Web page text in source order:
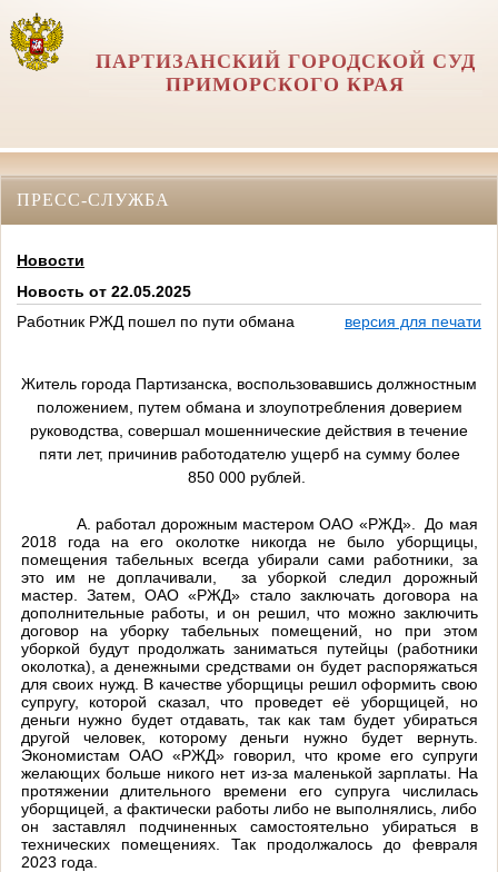
ПАРТИЗАНСКИЙ ГОРОДСКОЙ СУД
ПРИМОРСКОГО КРАЯ
ПРЕСС-СЛУЖБА
Новости
Новость от 22.05.2025
Работник РЖД пошел по пути обмана
версия для печати
Житель города Партизанска, воспользовавшись должностным
положением, путем обмана и злоупотребления доверием
руководства, совершал мошеннические действия в течение
пяти лет, причинив работодателю ущерб на сумму более
850 000 рублей.
А. работал дорожным мастером ОАО «РЖД».
До мая
2018 года на его околотке никогда не было уборщицы,
помещения табельных всегда убирали сами работники, за
это им не доплачивали,
за уборкой следил дорожный
мастер. Затем, ОАО «РЖД» стало заключать договора на
дополнительные работы, и он решил, что можно заключить
договор на уборку табельных помещений, но при этом
уборкой будут продолжать заниматься путейцы (работники
околотка), а денежными средствами он будет распоряжаться
для своих нужд. В качестве уборщицы решил оформить свою
супругу, которой сказал, что проведет её уборщицей, но
деньги нужно будет отдавать, так как там будет убираться
другой человек, которому деньги нужно будет вернуть.
Экономистам ОАО «РЖД» говорил, что кроме его супруги
желающих больше никого нет из-за маленькой зарплаты. На
протяжении длительного времени его супруга числилась
уборщицей, а фактически работы либо не выполнялись, либо
он заставлял подчиненных самостоятельно убираться в
технических помещениях. Так продолжалось до февраля
2023 года.